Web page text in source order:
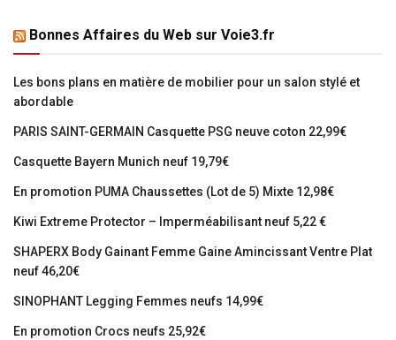
Bonnes Affaires du Web sur Voie3.fr
Les bons plans en matière de mobilier pour un salon stylé et
abordable
PARIS SAINT-GERMAIN Casquette PSG neuve coton 22,99€
Casquette Bayern Munich neuf 19,79€
En promotion PUMA Chaussettes (Lot de 5) Mixte 12,98€
Kiwi Extreme Protector – Imperméabilisant neuf 5,22 €
SHAPERX Body Gainant Femme Gaine Amincissant Ventre Plat
neuf 46,20€
SINOPHANT Legging Femmes neufs 14,99€
En promotion Crocs neufs 25,92€